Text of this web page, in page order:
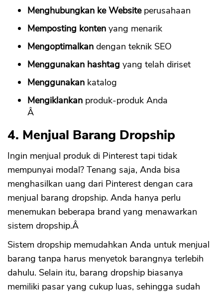
Menghubungkan ke Websiteperusahaan
Memposting konten yang menarik
Mengoptimalkan dengan teknik SEO
Menggunakan hashtag yang telah diriset
Menggunakan katalog
Mengiklankan produk-produk Anda
Â
4. Menjual Barang Dropship
Ingin menjual produk di Pinterest tapi tidak
mempunyai modal? Tenang saja, Anda bisa
menghasilkan uang dari Pinterest dengan cara
menjual barang dropship. Anda hanya perlu
menemukan beberapa brand yang menawarkan
sistem dropship.Â
Sistem dropship memudahkan Anda untuk menjual
barang tanpa harus menyetok barangnya terlebih
dahulu. Selain itu, barang dropship biasanya
memiliki pasar yang cukup luas, sehingga sudah